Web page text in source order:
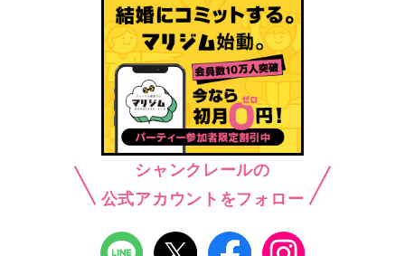
シャンクレールの
公式アカウントをフォロー